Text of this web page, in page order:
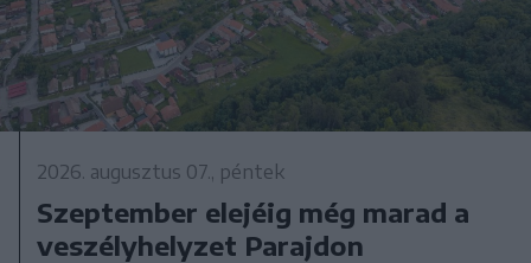
2026. augusztus 07., péntek
Szeptember elejéig még marad a
veszélyhelyzet Parajdon